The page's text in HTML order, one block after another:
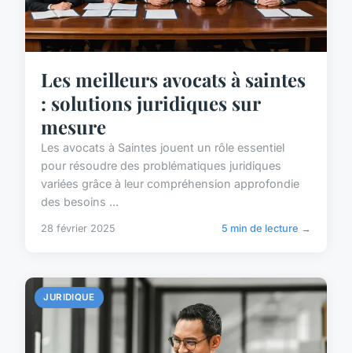
Les meilleurs avocats à saintes
: solutions juridiques sur
mesure
Les avocats à Saintes jouent un rôle essentiel
pour résoudre des problématiques juridiques
variées grâce à leur compréhension approfondie
des besoins ...
28 février 2025 5 min de lecture →
JURIDIQUE